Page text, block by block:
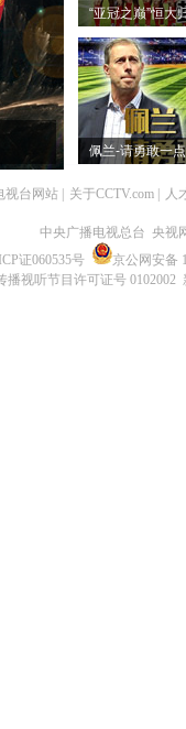
“亚冠之巅”恒大
佩兰-请勇敢一点
视台网站 关于CCTV.com 人
中央广播电视总台 央视
证060535号
京公网安备
播视听节目许可证号 0102002